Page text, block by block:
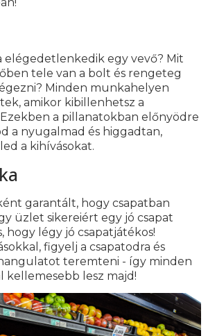
elégedetlenkedik egy vevő? Mit
tele van a bolt és rengeteg
Minden munkahelyen
amikor kibillenhetsz a
a pillanatokban előnyödre
a nyugalmad és higgadtan,
a kihívásokat.
garantált, hogy csapatban
üzlet sikereiért egy jó csapat
hogy légy jó csapatjátékos!
figyelj a csapatodra és
teremteni - így minden
kellemesebb lesz majd!